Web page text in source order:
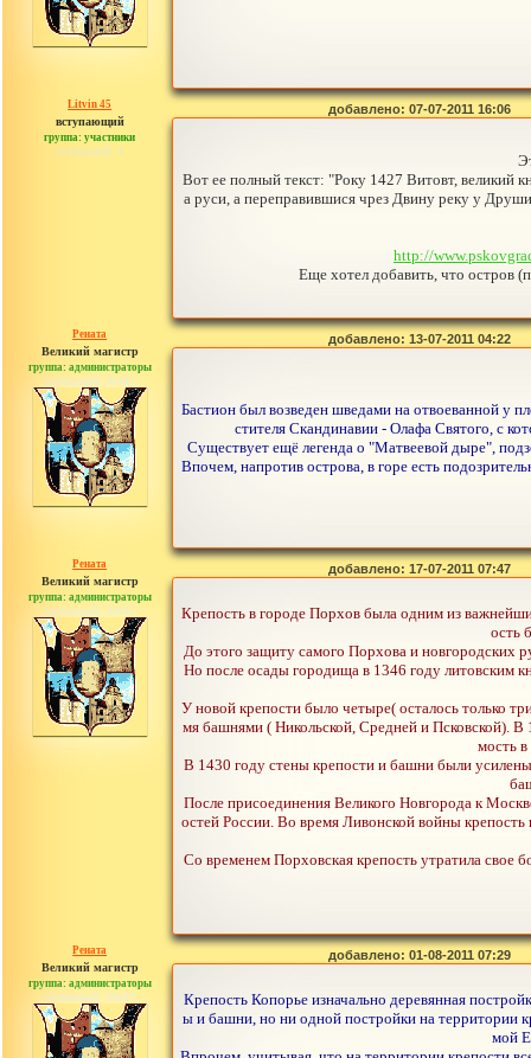
Litvin 45
вступающий
группа: участники
сообщений: 4
добавлено: 07-07-2011 16:06
Вот ее полный текст: "Року 1427 Витовт, великий
а руси, а переправившися чрез Двину реку у
http://
Еще хотел добавить, что остров
Рената
Великий магистр
группа: администраторы
сообщений: 30442
добавлено: 13-07-2011 04:22
Бастион был возведен шведами на отвоеванной у
стителя Скандинавии - Олафа Святого, с
Существует ещё легенда о "Матвеевой дыре",
Впочем, напротив острова, в горе есть
Рената
Великий магистр
группа: администраторы
сообщений: 30442
добавлено: 17-07-2011 07:47
Крепость в городе Порхов была одним из
ость
До этого защиту самого Порхова и новгородских
Но после осады городища в 1346 году литовским
У новой крепости было четыре( осталось только
мя башнями ( Никольской, Средней и Псковской). В
мость
В 1430 году стены крепости и башни были
После присоединения Великого Новгорода к
остей России. Во время Ливонской войны
Со временем Порховская крепость утратила свое
Рената
Великий магистр
группа: администраторы
сообщений: 30442
добавлено: 01-08-2011 07:29
Крепость Копорье изначально деревянная
ы и башни, но ни одной постройки на территории
мой